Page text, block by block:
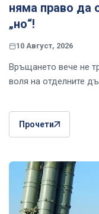
няма право да
„но“!
10 Август, 2026
Връщането вече не
воля на отделните
Прочети